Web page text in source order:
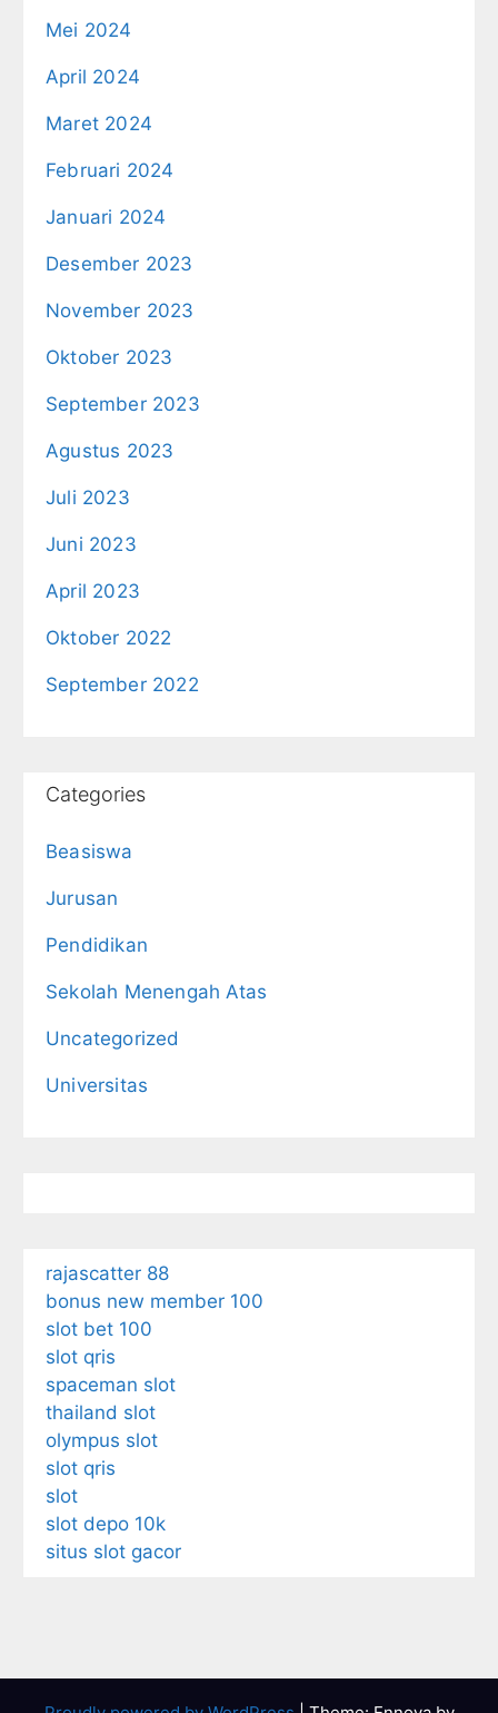
Mei 2024
April 2024
Maret 2024
Februari 2024
Januari 2024
Desember 2023
November 2023
Oktober 2023
September 2023
Agustus 2023
Juli 2023
Juni 2023
April 2023
Oktober 2022
September 2022
Categories
Beasiswa
Jurusan
Pendidikan
Sekolah Menengah Atas
Uncategorized
Universitas
rajascatter 88
bonus new member 100
slot bet 100
slot qris
spaceman slot
thailand slot
olympus slot
slot qris
slot
slot depo 10k
situs slot gacor